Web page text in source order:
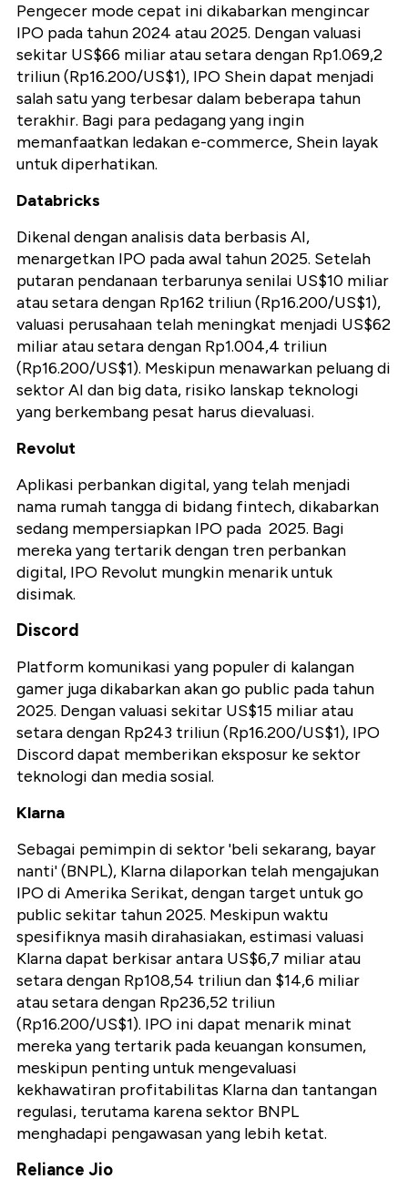
Pengecer mode cepat ini dikabarkan mengincar
IPO pada tahun 2024 atau 2025. Dengan valuasi
sekitar US$66 miliar atau setara dengan Rp1.069,2
triliun (Rp16.200/US$1), IPO Shein dapat menjadi
salah satu yang terbesar dalam beberapa tahun
terakhir. Bagi para pedagang yang ingin
memanfaatkan ledakan e-commerce, Shein layak
untuk diperhatikan.
Databricks
Dikenal dengan analisis data berbasis AI,
menargetkan IPO pada awal tahun 2025. Setelah
putaran pendanaan terbarunya senilai US$10 miliar
atau setara dengan Rp162 triliun (Rp16.200/US$1),
valuasi perusahaan telah meningkat menjadi US$62
miliar atau setara dengan Rp1.004,4 triliun
(Rp16.200/US$1). Meskipun menawarkan peluang di
sektor AI dan big data, risiko lanskap teknologi
yang berkembang pesat harus dievaluasi.
Revolut
Aplikasi perbankan digital, yang telah menjadi
nama rumah tangga di bidang fintech, dikabarkan
sedang mempersiapkan IPO pada 2025. Bagi
mereka yang tertarik dengan tren perbankan
digital, IPO Revolut mungkin menarik untuk
disimak.
Discord
Platform komunikasi yang populer di kalangan
gamer juga dikabarkan akan go public pada tahun
2025. Dengan valuasi sekitar US$15 miliar atau
setara dengan Rp243 triliun (Rp16.200/US$1), IPO
Discord dapat memberikan eksposur ke sektor
teknologi dan media sosial.
Klarna
Sebagai pemimpin di sektor 'beli sekarang, bayar
nanti' (BNPL), Klarna dilaporkan telah mengajukan
IPO di Amerika Serikat, dengan target untuk go
public sekitar tahun 2025. Meskipun waktu
spesifiknya masih dirahasiakan, estimasi valuasi
Klarna dapat berkisar antara US$6,7 miliar atau
setara dengan Rp108,54 triliun dan $14,6 miliar
atau setara dengan Rp236,52 triliun
(Rp16.200/US$1). IPO ini dapat menarik minat
mereka yang tertarik pada keuangan konsumen,
meskipun penting untuk mengevaluasi
kekhawatiran profitabilitas Klarna dan tantangan
regulasi, terutama karena sektor BNPL
menghadapi pengawasan yang lebih ketat.
Reliance Jio